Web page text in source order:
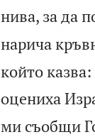
нива, за да
нарича
който
оцениха
ми съобщи